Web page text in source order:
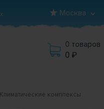
Москва
0 товаров
0
Климатические комплексы